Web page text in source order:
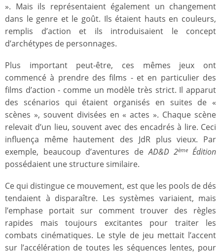
». Mais ils représentaient également un changement
dans le genre et le goût. Ils étaient hauts en couleurs,
remplis d’action et ils introduisaient le concept
d’archétypes de personnages.
Plus important peut-être, ces mêmes jeux ont
commencé à prendre des films - et en particulier des
films d’action - comme un modèle très strict. Il apparut
des scénarios qui étaient organisés en suites de «
scènes », souvent divisées en « actes ». Chaque scène
relevait d’un lieu, souvent avec des encadrés à lire. Ceci
influença même hautement des JdR plus vieux. Par
exemple, beaucoup d’aventures deAD&D 2ème Édition
possédaient une structure similaire.
Ce qui distingue ce mouvement, est que les pools de dés
tendaient à disparaître. Les systèmes variaient, mais
l’emphase portait sur comment trouver des règles
rapides mais toujours excitantes pour traiter les
combats cinématiques. Le style de jeu mettait l’accent
sur l’accélération de toutes les séquences lentes, pour